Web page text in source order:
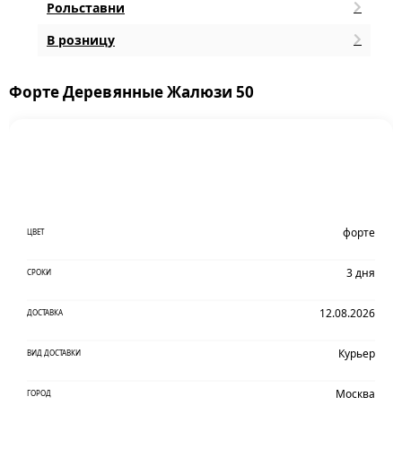
Рольставни
В розницу
Форте Деревянные Жалюзи 50
ЦВЕТ форте
СРОКИ 3 дня
ДОСТАВКА 12.08.2026
ВИД ДОСТАВКИ Курьер
ГОРОД Москва